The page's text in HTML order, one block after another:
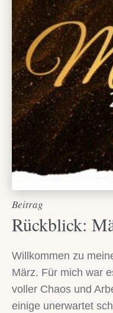
Beitrag
Rückblick:
Willkommen zu
März. Für mich war
voller Chaos und
einige unerwartet